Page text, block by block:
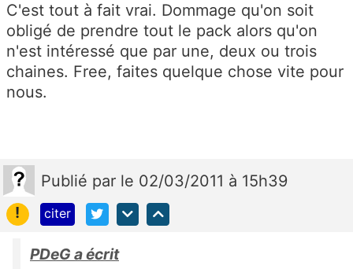
C'est tout à fait vrai. Dommage qu'on soit
obligé de prendre tout le pack alors qu'on
n'est intéressé que par une, deux ou trois
chaines. Free, faites quelque chose vite pour
nous.
Publié par le 02/03/2011 à 15h39
!
citer
PDeG a écrit